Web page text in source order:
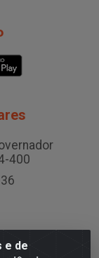
e de
400
Brasil